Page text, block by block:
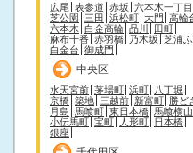
広尾 表参道 赤坂 六本木一丁目
芝公園
三田 浜松町 大門 高輪
六本木 白金高輪 品川
田町
麻布十番 赤羽橋 乃木坂 芝浦
白金台 御成門
中央区
水天宮前 茅場町 浜町
八丁堀
京橋 築地 三越前 新富町 勝ど
月島
馬喰町 東日本橋 馬喰横山
小伝馬町 宝町 人形町 日本橋
銀座